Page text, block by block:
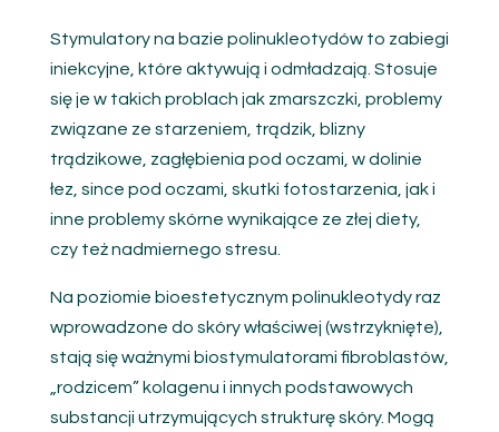
Stymulatory na bazie polinukleotydów to zabiegi
iniekcyjne, które aktywują i odmładzają. Stosuje
się je w takich problach jak zmarszczki, problemy
związane ze starzeniem, trądzik, blizny
trądzikowe, zagłębienia pod oczami, w dolinie
łez, since pod oczami, skutki fotostarzenia, jak i
inne problemy skórne wynikające ze złej diety,
czy też nadmiernego stresu.
Na poziomie bioestetycznym polinukleotydyraz
wprowadzone do skóry właściwej (wstrzyknięte),
stają się ważnymi biostymulatorami fibroblastów,
„rodzicem” kolagenu i innych podstawowych
substancji utrzymujących strukturę skóry. Mogą